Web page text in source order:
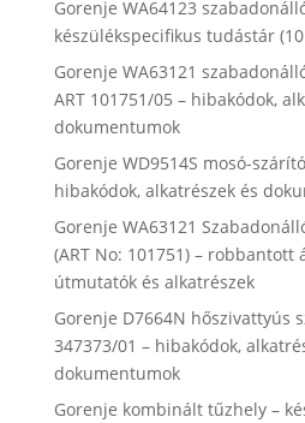
Gorenje WA64123
készülékspecifikus tudástár
Gorenje WA63121
ART 101751/05 – hibakódok,
dokumentumok
Gorenje WD9514S mosó-
hibakódok, alkatrészek és
Gorenje WA63121
(ART No: 101751) – robbantott
útmutatók és alkatrészek
Gorenje D7664N hőszivattyús
347373/01 – hibakódok,
dokumentumok
Gorenje kombinált tűzhely –